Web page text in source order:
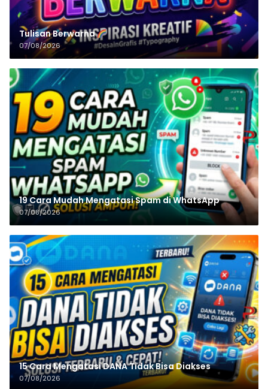
Tulisan‌‌‌‌‌‌‌‌‌‌‌‌‌‌‌‌ Berwarna
07/08/2026
19 Cara Mudah Mengatasi Spam di WhatsApp
07/08/2026
15 Cara Mengatasi DANA Tidak Bisa Diakses
07/08/2026